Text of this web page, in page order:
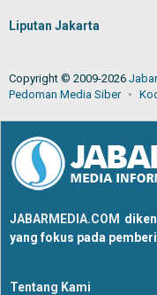
Liputan Jakarta
Copyright © 2009-2026
Pedoman Media Siber
JABARMEDIA.COM
yang fokus pada
Tentang Kami